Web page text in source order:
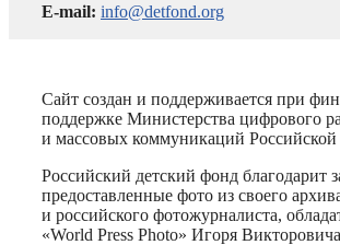
E-mail: info@detfond.org
Сайт создан и поддерживается при
поддержке Министерства цифрового
и массовых коммуникаций
Российский детский фонд благодарит
предоставленные фото из своего
и российского фотожурналиста,
«World Press Photo» Игоря